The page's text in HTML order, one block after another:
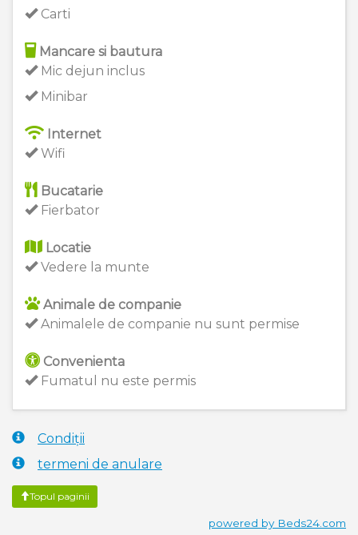
Carti
Mancare si bautura
Mic dejun inclus
Minibar
Internet
Wifi
Bucatarie
Fierbator
Locatie
Vedere la munte
Animale de companie
Animalele de companie nu sunt permise
Convenienta
Fumatul nu este permis
Condiții
termeni de anulare
Topul paginii
powered by Beds24.com